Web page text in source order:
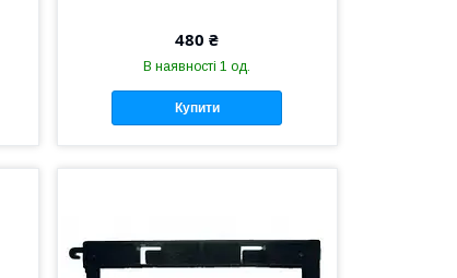
480 ₴
В наявності 1 од.
Купити